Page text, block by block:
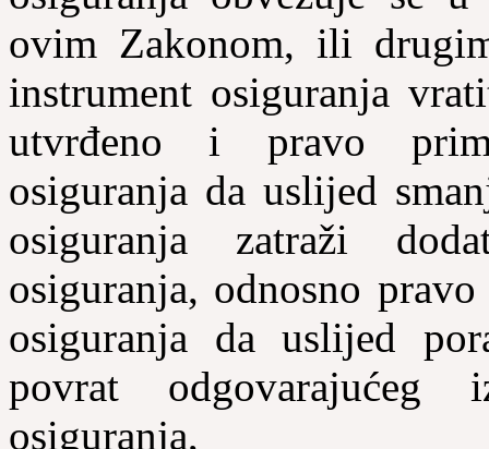
ovim Zakonom, ili
instrument osiguranja
utvrđeno i pravo
osiguranja da uslijed
osiguranja zatraži
osiguranja, odnosno
osiguranja da uslijed
povrat odgovarajućeg
osiguranja,